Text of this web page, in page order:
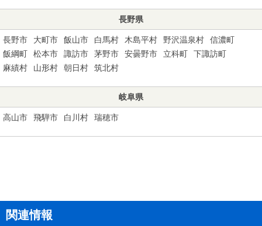
長野県
長野市 大町市 飯山市 白馬村 木島平村 野沢温泉村
信濃町
飯綱町
松本市 諏訪市 茅野市 安曇野市 立科町
下諏訪町
麻績村
山形村 朝日村 筑北村
岐阜県
高山市 飛騨市 白川村 瑞穂市
関連情報